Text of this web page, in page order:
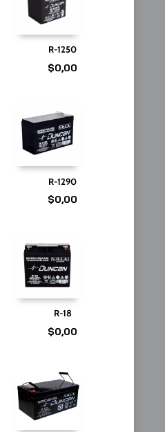
R-1250
$0,00
R-1290
$0,00
R-18
$0,00